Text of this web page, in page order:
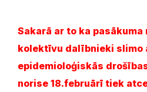
Sakarā ar to ka
kolektīvu dalībnieki slimo
epidemioloģiskās
norise 18.februārī tiek